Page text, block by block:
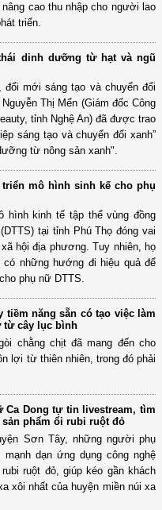
cao thu nhập cho người lao
triển.
dinh dưỡng từ hạt và ngũ
đổi mới sáng tạo và chuyển đổi
Thị Mến (Giám đốc Công
tỉnh Nghệ An) đã được trao
sáng tạo và chuyển đổi xanh”
từ nông sản xanh".
mô hình sinh kế cho phụ
hình kinh tế tập thể vùng đồng
tại tỉnh Phú Thọ đóng vai
hội địa phương. Tuy nhiên, họ
những hướng đi hiệu quả để
phụ nữ DTTS.
tiềm năng sẵn có tạo việc làm
từ cây lục bình
chằng chịt đã mang đến cho
lợi từ thiên nhiên, trong đó phải
Ca Dong tự tin livestream, tìm
phẩm ổi rubi ruột đỏ
Sơn Tây, những người phụ
dạn ứng dụng công nghệ
ruột đỏ, giúp kéo gần khách
xôi nhất của huyện miền núi xa